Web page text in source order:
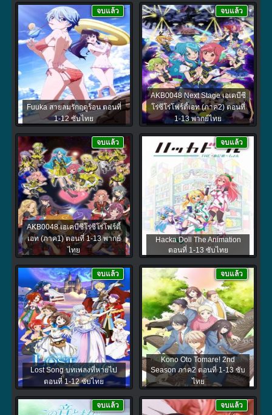
Fuuka สายลมรักฤดูร้อน ตอนที่
1-12 ซับไทย
จบแล้ว
AKB0048 Next Stage เอเคบีซี
โร่ซีโร่โฟร์ตี้เอท (ภาค2) ตอนที่
1-13 พากย์ไทย
จบแล้ว
AKB0048 เอเคบีซีโร่ซีโร่โฟร์ตี้
เอท (ภาค1) ตอนที่ 1-13 พากย์
ไทย
จบแล้ว
Hacka Doll The Animation
ตอนที่ 1-13 ซับไทย
จบแล้ว
Lost Song บทเพลงที่หายไป
ตอนที่ 1-12 ซับไทย
จบแล้ว
Kono Oto Tomare! 2nd
Season ภาค2 ตอนที่ 1-13 ซับ
ไทย
จบแล้ว
จบแล้ว จบแล้ว